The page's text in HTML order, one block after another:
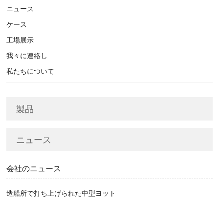
ニュース
ケース
工場展示
我々に連絡し
私たちについて
製品
ニュース
会社のニュース
造船所で打ち上げられた中型ヨット